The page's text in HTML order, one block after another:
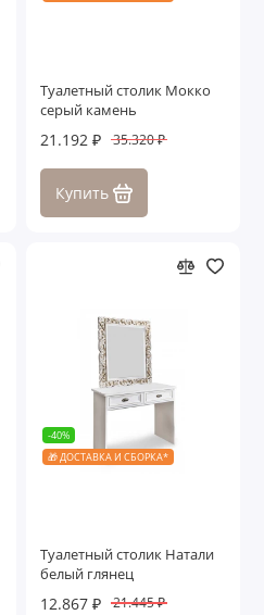
Туалетный столик Мокко
серый камень
21.192 ₽ 35.320 ₽
Купить
-40%
🎁 ДОСТАВКА И СБОРКА*
Туалетный столик Натали
белый глянец
12.867 ₽ 21.445 ₽